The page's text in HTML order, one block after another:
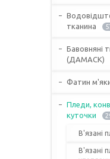
тканина
Бавовняні
(ДАМАСК)
Фатин
Пледи,
куточки
В'язані
В'язані